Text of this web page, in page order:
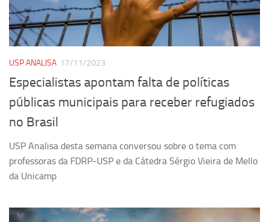
Pesquisa
Grupos de Estudo
Grupo de Estudos Avançados em Tecnologia e Informação
em Saúde com foco em Populações Vulneráveis
(Confluencia)
Grupos de Pesquisa
Grupo de Pesquisa GPUBLIC – Centro de Estudos em Gestão
USP ANALISA 17/11/2023
Especialistas apontam falta de políticas
públicas municipais para receber refugiados
no Brasil
USP Analisa desta semana conversou sobre o tema com
professoras da FDRP-USP e da Cátedra Sérgio Vieira de Mello
da Unicamp